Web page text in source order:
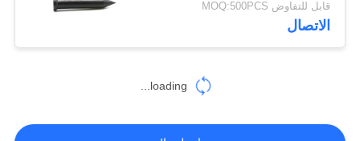
قابل للتفاوض MOQ:500PCS
الاتصال
loading...